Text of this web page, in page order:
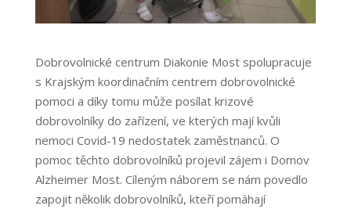
Dobrovolnické centrum Diakonie Most spolupracuje
s Krajským koordinačním centrem dobrovolnické
pomoci a díky tomu může posílat krizové
dobrovolníky do zařízení, ve kterých mají kvůli
nemoci Covid-19 nedostatek zaměstnanců. O
pomoc těchto dobrovolníků projevil zájem i Domov
Alzheimer Most. Cíleným náborem se nám povedlo
zapojit několik dobrovolníků, kteří pomáhají